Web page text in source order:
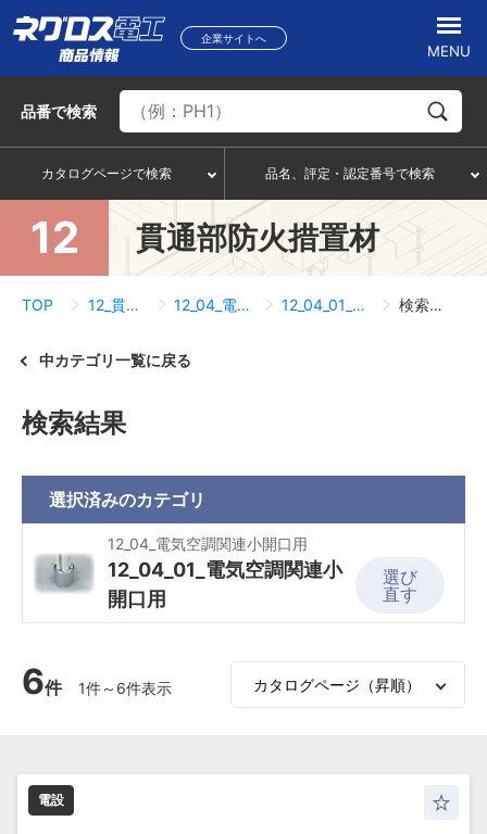
企業サイトへ
MENU
品番で検索
カタログページで検索 品名、評定・認定番号で検索
12 貫通部防火措置材
TOP 12_貫通部防火措置材 12_04_電気空調関連小開口用 12_04_01_電気空調関連小開口用 検索結果一覧
中カテゴリ一覧に戻る
検索結果
選択済みのカテゴリ
12_04_電気空調関連小開口用
12_04_01_電気空調関連小
開口用
選び
直す
6件 1件～6件表示
電設